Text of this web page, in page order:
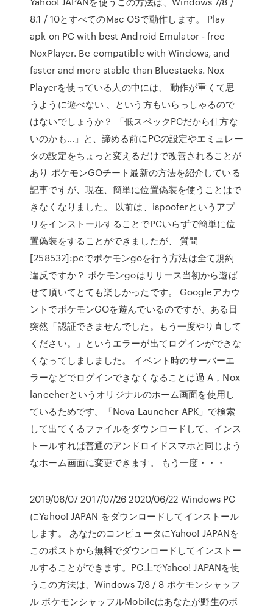
8.1 / 10とすべてのMac OSで動作します。 Play
apk on PC with best Android Emulator - free
NoxPlayer. Be compatible with Windows, and
faster and more stable than Bluestacks. Nox
Playerを使っている人の中には、 動作が重くて思
うように遊べない 、という方もいらっしゃるので
はないでしょうか？ 「低スペックPCだから仕方な
いのかも…」と、諦める前にPCの設定やエミュレー
タの設定をちょっと変えるだけで改善されることが
あり ポケモンGOチート最新の方法を紹介している
記事ですが、現在、簡単に位置偽装を使うことはで
きなくなりました。 以前は、ispooferというアプ
リをインストールすることでPCいらずで簡単に位
置偽装をすることができましたが、 質問
[258532]:pcでポケモンgoを行う方法は全て規約
違反ですか？ ポケモンgoはリリース当初から遊ば
せて頂いてとても楽しかったです。 Googleアカウ
ントでポケモンGOを遊んでいるのですが、ある日
突然「認証できませんでした。もう一度やり直して
ください。」というエラーが出てログインができな
くなってしましました。 イベント時のサーバーエ
ラーなどでログインできなくなることは過 A，Nox
lanceherというオリジナルのホーム画面を使用し
ているためです。「Nova Launcher APK」で検索
して出てくるファイルをダウンロードして、インス
トールすれば普通のアンドロイドスマホと同じよう
なホーム画面に変更できます。 もう一度・・・
2019/06/07 2017/07/26 2020/06/22 Windows PC
にYahoo! JAPAN をダウンロードしてインストール
します。 あなたのコンピュータにYahoo! JAPANを
このポストから無料でダウンロードしてインストー
ルすることができます。PC上でYahoo! JAPANを使
うこの方法は、Windows 7/8 / 8 ポケモンシャッフ
ル ポケモンシャッフルMobileはあなたが野生のポ